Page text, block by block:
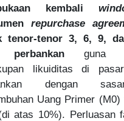
kembali
repurchase
tenor-tenor 3, 6, 9,
perbankan guna
likuiditas di
dengan
Uang Primer (M0)
atas 10%). Perluasan